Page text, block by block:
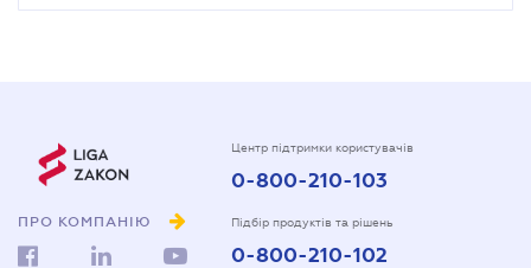
ПРО КОМПАНІЮ
Центр підтримки користувачів
0-800-210-103
Підбір продуктів та рішень
0-800-210-102